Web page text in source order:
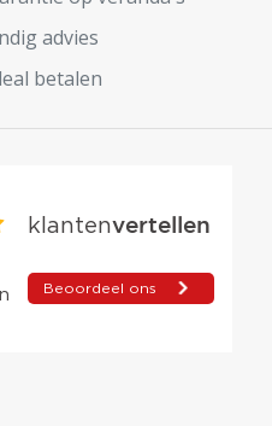
advies
betalen